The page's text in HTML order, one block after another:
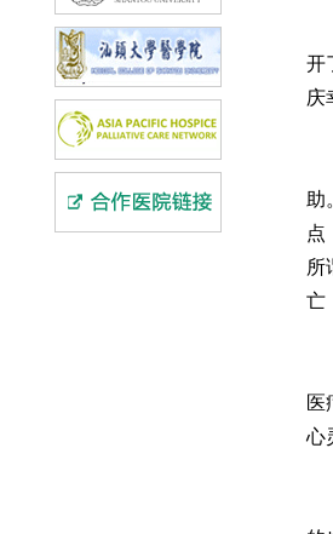
开
庆
助
点
所
亡
医
心